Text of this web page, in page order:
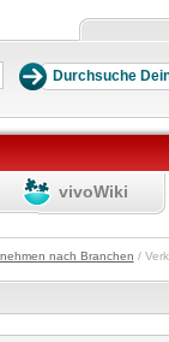
vivoWiki
nach Branchen /